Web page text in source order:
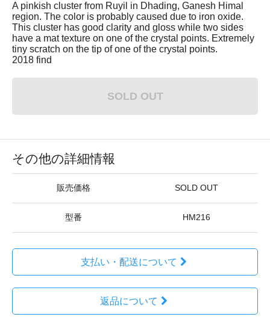
A pinkish cluster from Ruyil in Dhading, Ganesh Himal
region. The color is probably caused due to iron oxide.
This cluster has good clarity and gloss while two sides
have a mat texture on one of the crystal points. Extremely
tiny scratch on the tip of one of the crystal points.
2018 find
SOLD OUT
その他の詳細情報
販売価格 SOLD OUT
型番 HM216
支払い・配送について
返品について